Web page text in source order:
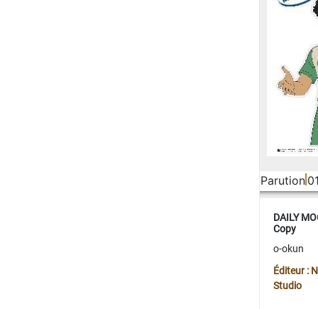
Parution
DAILY
Copy
o-okun
Éditeur :
Studio